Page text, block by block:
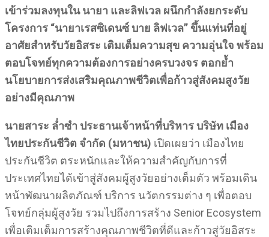
เข้าร่วมลงทุนใน นายา และลิฟเวล ผนึกกำลังยกระดับ
โครงการ “นายาเรสซิเดนซ์ บาย ลิฟเวล” ขึ้นแท่นที่อยู่
อาศัยสำหรับวัยอิสระ เติมเต็มความสุข ความอุ่นใจ พร้อม
ตอบโจทย์ทุกความต้องการอย่างครบวงจร ตอกย้ำ
นโยบายการส่งเสริมคุณภาพชีวิตเพื่อก้าวสู่สังคมสูงวัย
อย่างมีคุณภาพ
นายสาระ ล่ำซำ ประธานเจ้าหน้าที่บริหาร บริษัท เมือง
ไทยประกันชีวิต จำกัด (มหาชน) เปิดเผยว่า เมืองไทย
ประกันชีวิต ตระหนักและให้ความสำคัญกับการที่
ประเทศไทยได้เข้าสู่สังคมผู้สูงวัยอย่างเต็มตัว พร้อมเดิน
หน้าพัฒนาผลิตภัณฑ์ บริการ นวัตกรรมต่าง ๆ เพื่อตอบ
โจทย์กลุ่มผู้สูงวัย รวมไปถึงการสร้าง Senior Ecosystem
เพื่อเติมเต็มการสร้างคุณภาพชีวิตที่ดีและก้าวสู่วัยอิสระ